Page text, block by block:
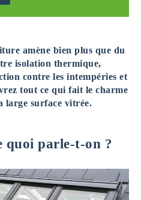
amène bien plus que du
isolation thermique,
contre les intempéries et
tout ce qui fait le charme
large surface vitrée.
quoi parle-t-on ?